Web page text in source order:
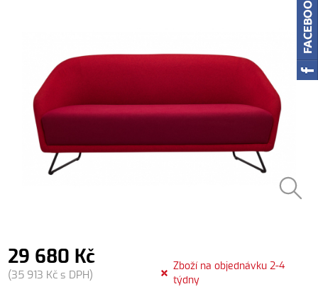
29 680 Kč
(35 913 Kč s DPH)
Zboží na objednávku 2-4
týdny